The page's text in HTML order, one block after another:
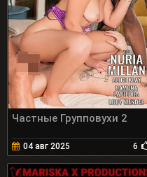
Частные Групповухи 2
04 авг 2025 6